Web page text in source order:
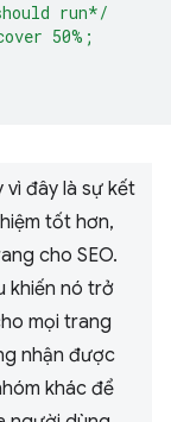
run*/
50%;
vì đây là sự kết
tốt hơn,
cho SEO.
khiến nó trở
mọi trang
nhận được
khác để